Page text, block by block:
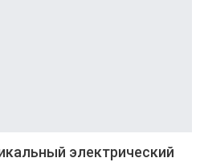
электрический